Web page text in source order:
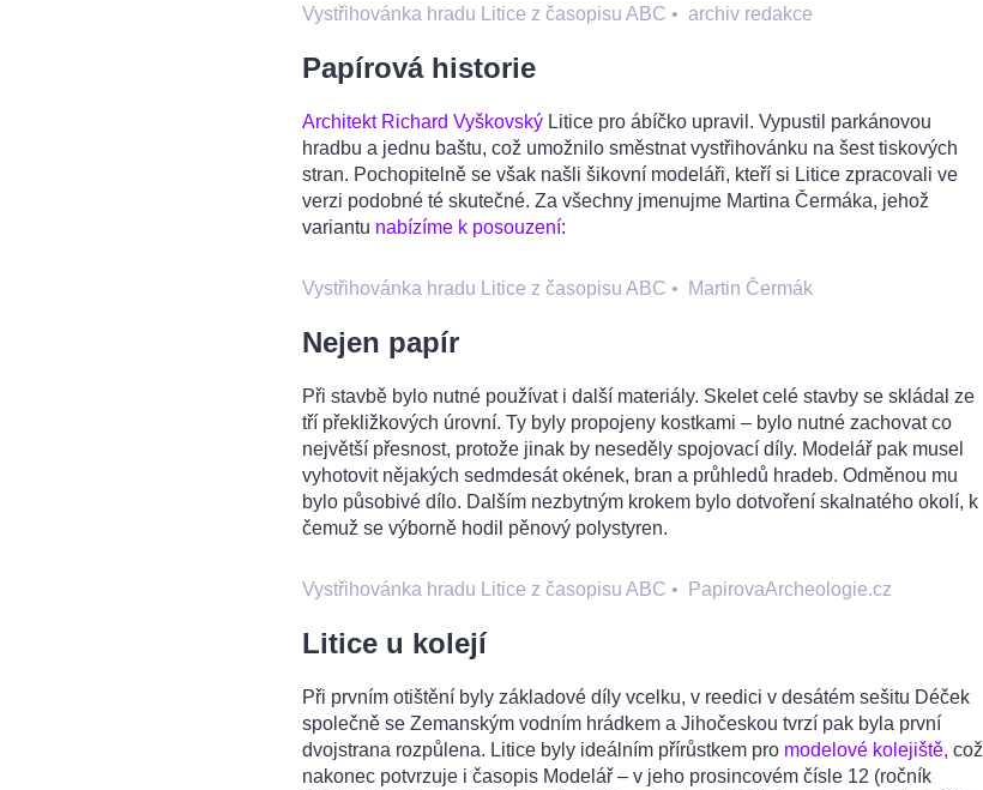
Vystřihovánka hradu Litice z časopisu ABC • archiv redakce
Papírová historie
Architekt Richard Vyškovský Litice pro ábíčko upravil. Vypustil parkánovou
hradbu a jednu baštu, což umožnilo směstnat vystřihovánku na šest tiskových
stran. Pochopitelně se však našli šikovní modeláři, kteří si Litice zpracovali ve
verzi podobné té skutečné. Za všechny jmenujme Martina Čermáka, jehož
variantu nabízíme k posouzení:
Vystřihovánka hradu Litice z časopisu ABC • Martin Čermák
Nejen papír
Při stavbě bylo nutné používat i další materiály. Skelet celé stavby se skládal ze
tří překližkových úrovní. Ty byly propojeny kostkami – bylo nutné zachovat co
největší přesnost, protože jinak by neseděly spojovací díly. Modelář pak musel
vyhotovit nějakých sedmdesát okének, bran a průhledů hradeb. Odměnou mu
bylo působivé dílo. Dalším nezbytným krokem bylo dotvoření skalnatého okolí, k
čemuž se výborně hodil pěnový polystyren.
Vystřihovánka hradu Litice z časopisu ABC • PapirovaArcheologie.cz
Litice u kolejí
Při prvním otištění byly základové díly vcelku, v reedici v desátém sešitu Déček
společně se Zemanským vodním hrádkem a Jihočeskou tvrzí pak byla první
dvojstrana rozpůlena. Litice byly ideálním přírůstkem pro modelové kolejiště, což
nakonec potvrzuje i časopis Modelář – v jeho prosincovém čísle 12 (ročník